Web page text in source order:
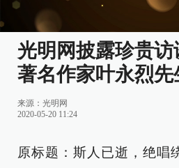
光明网披露珍贵
著名作家叶永烈先
来源： 光明网
2020-05-20 11:24
原标题：斯人已逝，绝